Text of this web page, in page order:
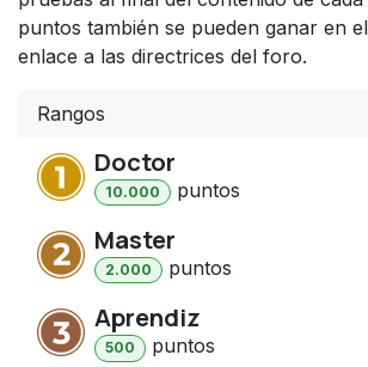
puntos también se pueden ganar en
enlace a las directrices del foro.
Rangos
Doctor
10.000 puntos
Master
2.000 puntos
Aprendiz
500 puntos